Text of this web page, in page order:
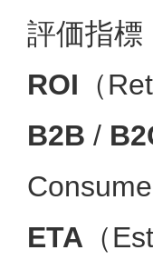
評価指標
ROI （
B2B /
ETA （